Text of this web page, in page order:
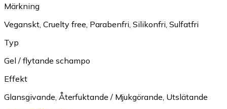
Märkning
Veganskt Cruelty free Parabenfri Silikonfri Sulfatfri
Typ
Gel / flytande schampo
Effekt
Glansgivande Återfuktande / Mjukgörande Utslätande